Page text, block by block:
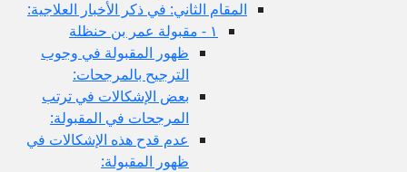
المقام الثاني: في ذكر الأخبار العلاجية:
ظهور المقبولة في وجوب
الترجيح بالمرجحات:
بعض الإشكالات في ترتب
المرجحات في المقبولة:
عدم قدح هذه الإشكالات في
ظهور المقبولة: